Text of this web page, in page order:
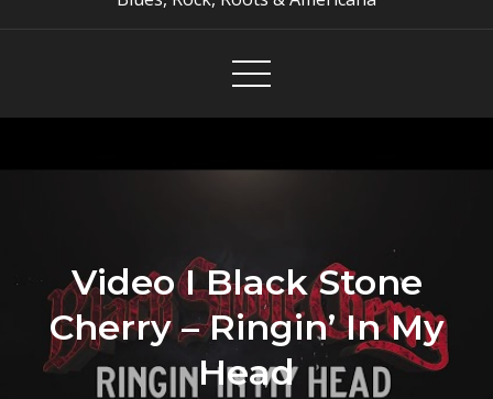
Video I Black Stone
Cherry – Ringin’ In My
Head